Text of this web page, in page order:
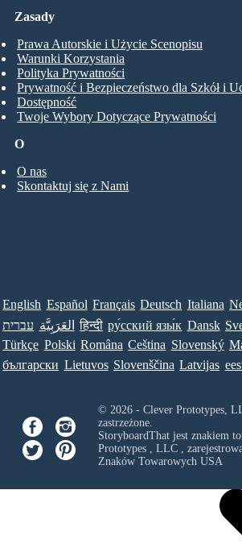
O
O nas
Skontaktuj się z Nami
Zasady
Prawa Autorskie i Użycie Scenopisu
Warunki Korzystania
Polityka Prywatności
Prywatność i Bezpieczeństwo dla Szkół i
Dostępność
Twoje Wybory Dotyczące Prywatności
English Español Français Deutsch Italiana
עברית العَرَبِيَّة हिन्दी ру́сский язы́к Dansk
Türkçe Polski Româna Ceština Slovenský
български Lietuvos Slovenščina Latvijas
© 2026 - Clever Prototypes,
zastrzeżone.
StoryboardThat jest znakiem
Prototypes , LLC,
Znaków Towarowych USA